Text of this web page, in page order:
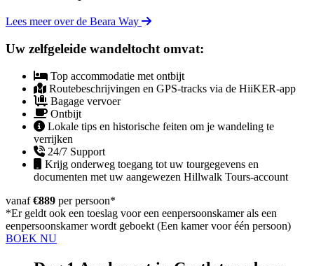
Lees meer over de Beara Way
Uw zelfgeleide wandeltocht omvat:
Top accommodatie met ontbijt
Routebeschrijvingen en GPS-tracks via de HiiKER-app
Bagage vervoer
Ontbijt
Lokale tips en historische feiten om je wandeling te
verrijken
24/7 Support
Krijg onderweg toegang tot uw tourgegevens en
documenten met uw aangewezen Hillwalk Tours-account
vanaf€889 per persoon*
*Er geldt ook een toeslag voor een eenpersoonskamer als een
eenpersoonskamer wordt geboekt (Een kamer voor één persoon)
BOEK NU